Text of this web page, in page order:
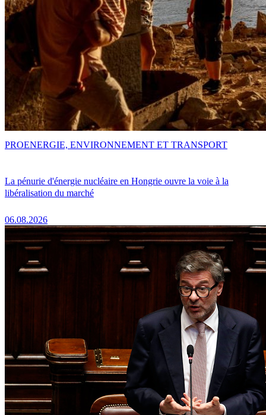
La pénurie d'énergie nucléaire en Hongrie ouvre la voie à la
libéralisation du marché
06.08.2026
PROENERGIE, ENVIRONNEMENT ET TRANSPORT